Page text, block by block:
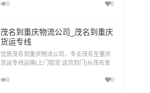
山到重庆直达物流专线
0 0
茂名到重庆物流公司_茂名到重庆
货运专线
优质茂名到重庆物流公司，专业茂名至重庆
货运专线运输(上门取货 送货到门)从茂名发
名到重庆直达物流专线
0 0